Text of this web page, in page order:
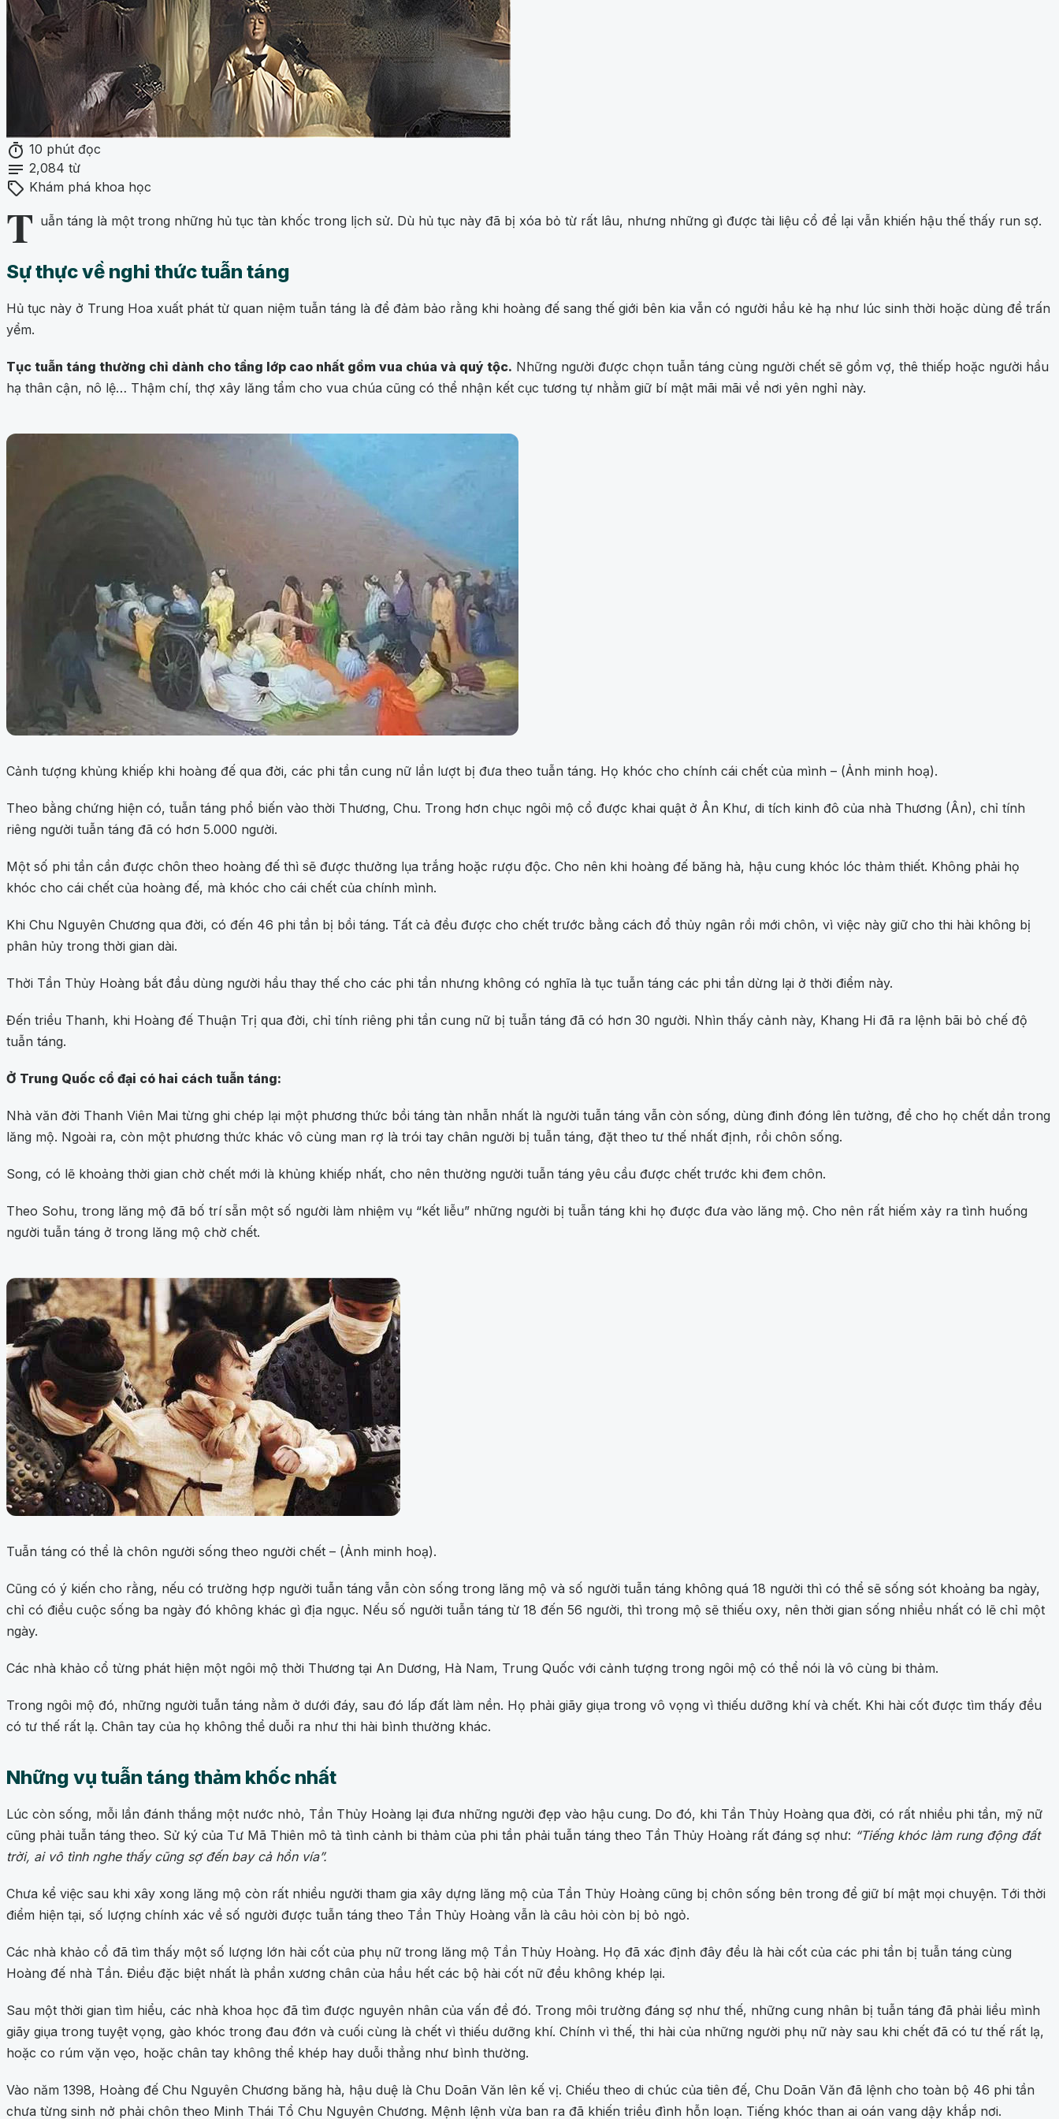
timer 10 phút đọc
notes 2,084 từ
sell Khám phá khoa học
T uẫn táng là một trong những hủ tục tàn khốc trong lịch sử. Dù hủ tục này đã bị xóa bỏ từ rất lâu, nhưng những gì được tài liệu cổ để lại vẫn khiến hậu thế thấy run sợ.
Sự thực về nghi thức tuẫn táng
Hủ tục này ở Trung Hoa xuất phát từ quan niệm tuẫn táng là để đảm bảo rằng khi hoàng đế sang thế giới bên kia vẫn có người hầu kẻ hạ như lúc sinh thời hoặc dùng để trấn
yểm.
Tục tuẫn táng thường chỉ dành cho tầng lớp cao nhất gồm vua chúa và quý tộc. Những người được chọn tuẫn táng cùng người chết sẽ gồm vợ, thê thiếp hoặc người hầu
hạ thân cận, nô lệ… Thậm chí, thợ xây lăng tẩm cho vua chúa cũng có thể nhận kết cục tương tự nhằm giữ bí mật mãi mãi về nơi yên nghỉ này.
Cảnh tượng khủng khiếp khi hoàng đế qua đời, các phi tần cung nữ lần lượt bị đưa theo tuẫn táng. Họ khóc cho chính cái chết của mình – (Ảnh minh hoạ).
Theo bằng chứng hiện có, tuẫn táng phổ biến vào thời Thương, Chu. Trong hơn chục ngôi mộ cổ được khai quật ở Ân Khư, di tích kinh đô của nhà Thương (Ân), chỉ tính
riêng người tuẫn táng đã có hơn 5.000 người.
Một số phi tần cần được chôn theo hoàng đế thì sẽ được thưởng lụa trắng hoặc rượu độc. Cho nên khi hoàng đế băng hà, hậu cung khóc lóc thảm thiết. Không phải họ
khóc cho cái chết của hoàng đế, mà khóc cho cái chết của chính mình.
Khi Chu Nguyên Chương qua đời, có đến 46 phi tần bị bồi táng. Tất cả đều được cho chết trước bằng cách đổ thủy ngân rồi mới chôn, vì việc này giữ cho thi hài không bị
phân hủy trong thời gian dài.
Thời Tần Thủy Hoàng bắt đầu dùng người hầu thay thế cho các phi tần nhưng không có nghĩa là tục tuẫn táng các phi tần dừng lại ở thời điểm này.
Đến triều Thanh, khi Hoàng đế Thuận Trị qua đời, chỉ tính riêng phi tần cung nữ bị tuẫn táng đã có hơn 30 người. Nhìn thấy cảnh này, Khang Hi đã ra lệnh bãi bỏ chế độ
tuẫn táng.
Ở Trung Quốc cổ đại có hai cách tuẫn táng:
Nhà văn đời Thanh Viên Mai từng ghi chép lại một phương thức bồi táng tàn nhẫn nhất là người tuẫn táng vẫn còn sống, dùng đinh đóng lên tường, để cho họ chết dần trong
lăng mộ. Ngoài ra, còn một phương thức khác vô cùng man rợ là trói tay chân người bị tuẫn táng, đặt theo tư thế nhất định, rồi chôn sống.
Song, có lẽ khoảng thời gian chờ chết mới là khủng khiếp nhất, cho nên thường người tuẫn táng yêu cầu được chết trước khi đem chôn.
Theo Sohu, trong lăng mộ đã bố trí sẵn một số người làm nhiệm vụ “kết liễu” những người bị tuẫn táng khi họ được đưa vào lăng mộ. Cho nên rất hiếm xảy ra tình huống
người tuẫn táng ở trong lăng mộ chờ chết.
Tuẫn táng có thể là chôn người sống theo người chết – (Ảnh minh hoạ).
Cũng có ý kiến cho rằng, nếu có trường hợp người tuẫn táng vẫn còn sống trong lăng mộ và số người tuẫn táng không quá 18 người thì có thể sẽ sống sót khoảng ba ngày,
chỉ có điều cuộc sống ba ngày đó không khác gì địa ngục. Nếu số người tuẫn táng từ 18 đến 56 người, thì trong mộ sẽ thiếu oxy, nên thời gian sống nhiều nhất có lẽ chỉ một
ngày.
Các nhà khảo cổ từng phát hiện một ngôi mộ thời Thương tại An Dương, Hà Nam, Trung Quốc với cảnh tượng trong ngôi mộ có thể nói là vô cùng bi thảm.
Trong ngôi mộ đó, những người tuẫn táng nằm ở dưới đáy, sau đó lấp đất làm nền. Họ phải giãy giụa trong vô vọng vì thiếu dưỡng khí và chết. Khi hài cốt được tìm thấy đều
có tư thế rất lạ. Chân tay của họ không thể duỗi ra như thi hài bình thường khác.
Những vụ tuẫn táng thảm khốc nhất
Lúc còn sống, mỗi lần đánh thắng một nước nhỏ, Tần Thủy Hoàng lại đưa những người đẹp vào hậu cung. Do đó, khi Tần Thủy Hoàng qua đời, có rất nhiều phi tần, mỹ nữ
cũng phải tuẫn táng theo. Sử ký của Tư Mã Thiên mô tả tình cảnh bi thảm của phi tần phải tuẫn táng theo Tần Thủy Hoàng rất đáng sợ như: “Tiếng khóc làm rung động đất
trời, ai vô tình nghe thấy cũng sợ đến bay cả hồn vía”.
Chưa kể việc sau khi xây xong lăng mộ còn rất nhiều người tham gia xây dựng lăng mộ của Tần Thủy Hoàng cũng bị chôn sống bên trong để giữ bí mật mọi chuyện. Tới thời
điểm hiện tại, số lượng chính xác về số người được tuẫn táng theo Tần Thủy Hoàng vẫn là câu hỏi còn bị bỏ ngỏ.
Các nhà khảo cổ đã tìm thấy một số lượng lớn hài cốt của phụ nữ trong lăng mộ Tần Thủy Hoàng. Họ đã xác định đây đều là hài cốt của các phi tần bị tuẫn táng cùng
Hoàng đế nhà Tần. Điều đặc biệt nhất là phần xương chân của hầu hết các bộ hài cốt nữ đều không khép lại.
Sau một thời gian tìm hiểu, các nhà khoa học đã tìm được nguyên nhân của vấn đề đó. Trong môi trường đáng sợ như thế, những cung nhân bị tuẫn táng đã phải liều mình
giãy giụa trong tuyệt vọng, gào khóc trong đau đớn và cuối cùng là chết vì thiếu dưỡng khí. Chính vì thế, thi hài của những người phụ nữ này sau khi chết đã có tư thế rất lạ,
hoặc co rúm vặn vẹo, hoặc chân tay không thể khép hay duỗi thẳng như bình thường.
Vào năm 1398, Hoàng đế Chu Nguyên Chương băng hà, hậu duệ là Chu Doãn Văn lên kế vị. Chiếu theo di chúc của tiên đế, Chu Doãn Văn đã lệnh cho toàn bộ 46 phi tần
chưa từng sinh nở phải chôn theo Minh Thái Tổ Chu Nguyên Chương. Mệnh lệnh vừa ban ra đã khiến triều đình hỗn loạn. Tiếng khóc than ai oán vang dậy khắp nơi.